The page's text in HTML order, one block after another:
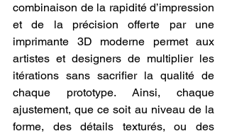
combinaison de la rapidité d’impression
et de la précision offerte par une
imprimante 3D moderne permet aux
artistes et designers de multiplier les
itérations sans sacrifier la qualité de
chaque prototype. Ainsi, chaque
ajustement, que ce soit au niveau de la
forme, des détails texturés, ou des